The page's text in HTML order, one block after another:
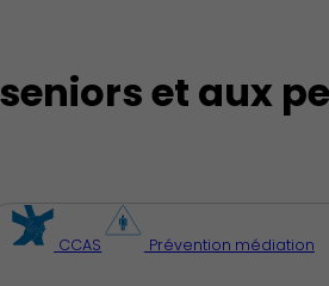
CCAS
Prévention médiation